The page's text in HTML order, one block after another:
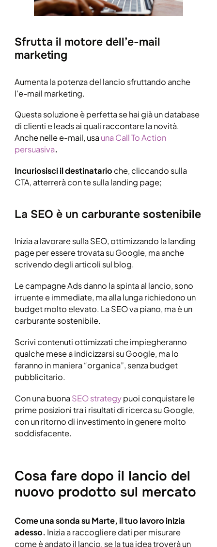
Sfrutta il motore dell’e-mail
marketing
Aumenta la potenza del lancio sfruttando anche
l’e-mail marketing.
Questa soluzione è perfetta se hai già un database
di clienti e leads ai quali raccontare la novità.
Anche nelle e-mail, usauna Call To Action
persuasiva.
Incuriosisci il destinatario che, cliccando sulla
CTA, atterrerà con te sulla landing page;
La SEO è un carburante sostenibile
Inizia a lavorare sulla SEO, ottimizzando la landing
page per essere trovata su Google, ma anche
scrivendo degli articoli sul blog.
Le campagne Ads danno la spinta al lancio, sono
irruente e immediate, ma alla lunga richiedono un
budget molto elevato. La SEO va piano, ma è un
carburante sostenibile.
Scrivi contenuti ottimizzati che impiegheranno
qualche mese a indicizzarsi su Google, ma lo
faranno in maniera “organica”, senza budget
pubblicitario.
Con una buonaSEO strategypuoi conquistare le
prime posizioni tra i risultati di ricerca su Google,
con un ritorno di investimento in genere molto
soddisfacente.
Cosa fare dopo il lancio del
nuovo prodotto sul mercato
Come una sonda su Marte, il tuo lavoro inizia
adesso. Inizia a raccogliere dati per misurare
come è andato il lancio, se la tua idea troverà un